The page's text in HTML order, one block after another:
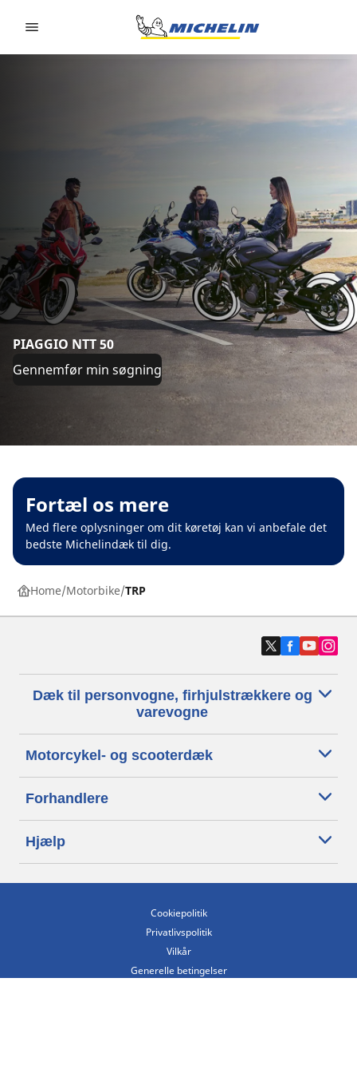
PIAGGIO NTT 50
Gennemfør min søgning
Fortæl os mere
Med flere oplysninger om dit køretøj kan vi anbefale det
bedste Michelindæk til dig.
Home Motorbike TRP
Dæk til personvogne, firhjulstrækkere og
varevogne
Motorcykel- og scooterdæk
Forhandlere
Hjælp
Cookiepolitik
Privatlivspolitik
Vilkår
Generelle betingelser